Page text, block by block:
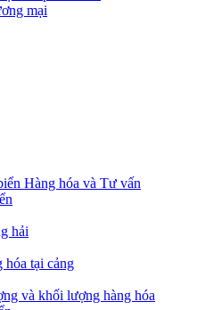
mại
Hàng hóa và Tư vấn
hải
hóa tại cảng
và khối lượng hàng hóa